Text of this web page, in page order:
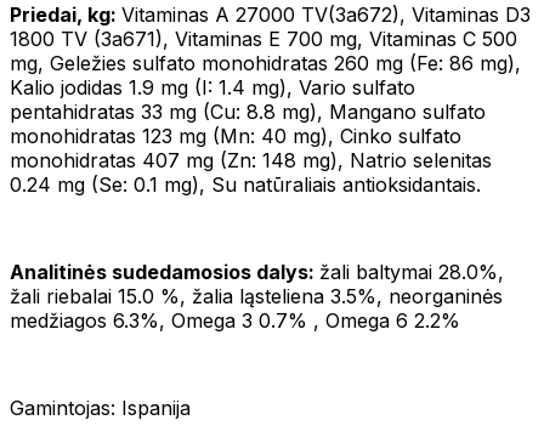
Priedai, kg: Vitaminas A 27000 TV(3a672), Vitaminas D3
1800 TV (3a671), Vitaminas E 700 mg, Vitaminas C 500
mg, Geležies sulfato monohidratas 260 mg (Fe: 86 mg),
Kalio jodidas 1.9 mg (I: 1.4 mg), Vario sulfato
pentahidratas 33 mg (Cu: 8.8 mg), Mangano sulfato
monohidratas 123 mg (Mn: 40 mg), Cinko sulfato
monohidratas 407 mg (Zn: 148 mg), Natrio selenitas
0.24 mg (Se: 0.1 mg), Su natūraliais antioksidantais.
Analitinės sudedamosios dalys: žali baltymai 28.0%,
žali riebalai 15.0 %, žalia ląsteliena 3.5%, neorganinės
medžiagos 6.3%, Omega 3 0.7% , Omega 6 2.2%
Gamintojas: Ispanija